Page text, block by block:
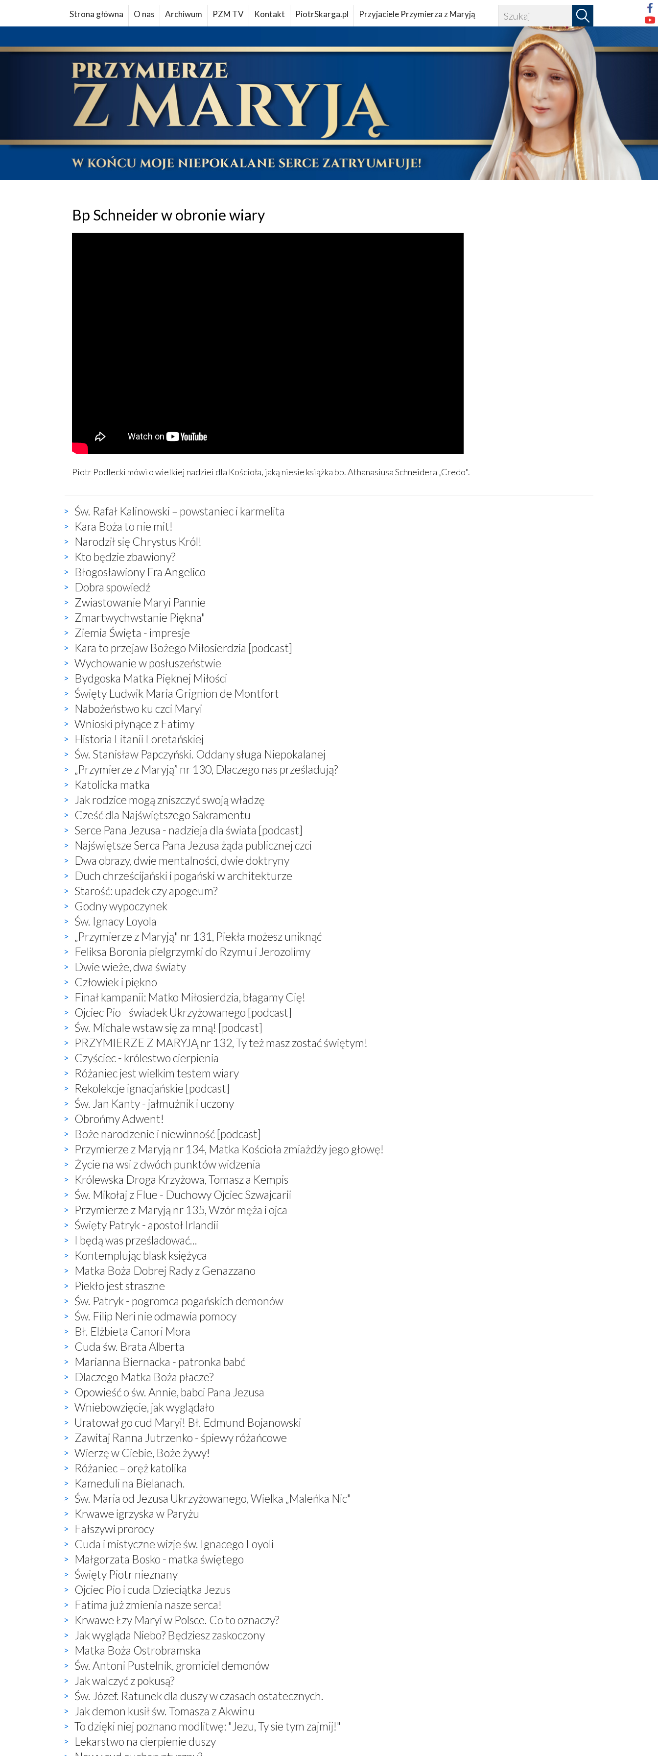
Strona główna O nas Archiwum PZM TV Kontakt PiotrSkarga.pl Przyjaciele Przymierza z Maryją
Bp Schneider w obronie wiary
Piotr Podlecki mówi o wielkiej nadziei dla Kościoła, jaką niesie książka bp. Athanasiusa Schneidera „Credo".
Św. Rafał Kalinowski – powstaniec i karmelita
Kara Boża to nie mit!
Narodził się Chrystus Król!
Kto będzie zbawiony?
Błogosławiony Fra Angelico
Dobra spowiedź
Zwiastowanie Maryi Pannie
Zmartwychwstanie Piękna"
Ziemia Święta - impresje
Kara to przejaw Bożego Miłosierdzia [podcast]
Wychowanie w posłuszeństwie
Bydgoska Matka Pięknej Miłości
Święty Ludwik Maria Grignion de Montfort
Nabożeństwo ku czci Maryi
Wnioski płynące z Fatimy
Historia Litanii Loretańskiej
Św. Stanisław Papczyński. Oddany sługa Niepokalanej
„Przymierze z Maryją” nr 130, Dlaczego nas prześladują?
Katolicka matka
Jak rodzice mogą zniszczyć swoją władzę
Cześć dla Najświętszego Sakramentu
Serce Pana Jezusa - nadzieja dla świata [podcast]
Najświętsze Serca Pana Jezusa żąda publicznej czci
Dwa obrazy, dwie mentalności, dwie doktryny
Duch chrześcijański i pogański w architekturze
Starość: upadek czy apogeum?
Godny wypoczynek
Św. Ignacy Loyola
„Przymierze z Maryją" nr 131, Piekła możesz uniknąć
Feliksa Boronia pielgrzymki do Rzymu i Jerozolimy
Dwie wieże, dwa światy
Człowiek i piękno
Finał kampanii: Matko Miłosierdzia, błagamy Cię!
Ojciec Pio - świadek Ukrzyżowanego [podcast]
Św. Michale wstaw się za mną! [podcast]
PRZYMIERZE Z MARYJĄ nr 132, Ty też masz zostać świętym!
Czyściec - królestwo cierpienia
Różaniec jest wielkim testem wiary
Rekolekcje ignacjańskie [podcast]
Św. Jan Kanty - jałmużnik i uczony
Obrońmy Adwent!
Boże narodzenie i niewinność [podcast]
Przymierze z Maryją nr 134, Matka Kościoła zmiażdży jego głowę!
Życie na wsi z dwóch punktów widzenia
Królewska Droga Krzyżowa, Tomasz a Kempis
Św. Mikołaj z Flue - Duchowy Ojciec Szwajcarii
Przymierze z Maryją nr 135, Wzór męża i ojca
Święty Patryk - apostoł Irlandii
I będą was prześladować...
Kontemplując blask księżyca
Matka Boża Dobrej Rady z Genazzano
Piekło jest straszne
Św. Patryk - pogromca pogańskich demonów
Św. Filip Neri nie odmawia pomocy
Bł. Elżbieta Canori Mora
Cuda św. Brata Alberta
Marianna Biernacka - patronka babć
Dlaczego Matka Boża płacze?
Opowieść o św. Annie, babci Pana Jezusa
Wniebowzięcie, jak wyglądało
Uratował go cud Maryi! Bł. Edmund Bojanowski
Zawitaj Ranna Jutrzenko - śpiewy różańcowe
Wierzę w Ciebie, Boże żywy!
Różaniec – oręż katolika
Kameduli na Bielanach.
Św. Maria od Jezusa Ukrzyżowanego, Wielka „Maleńka Nic"
Krwawe igrzyska w Paryżu
Fałszywi prorocy
Cuda i mistyczne wizje św. Ignacego Loyoli
Małgorzata Bosko - matka świętego
Święty Piotr nieznany
Ojciec Pio i cuda Dzieciątka Jezus
Fatima już zmienia nasze serca!
Krwawe Łzy Maryi w Polsce. Co to oznaczy?
Jak wygląda Niebo? Będziesz zaskoczony
Matka Boża Ostrobramska
Św. Antoni Pustelnik, gromiciel demonów
Jak walczyć z pokusą?
Św. Józef. Ratunek dla duszy w czasach ostatecznych.
Jak demon kusił św. Tomasza z Akwinu
To dzięki niej poznano modlitwę: "Jezu, Ty sie tym zajmij!"
Lekarstwo na cierpienie duszy